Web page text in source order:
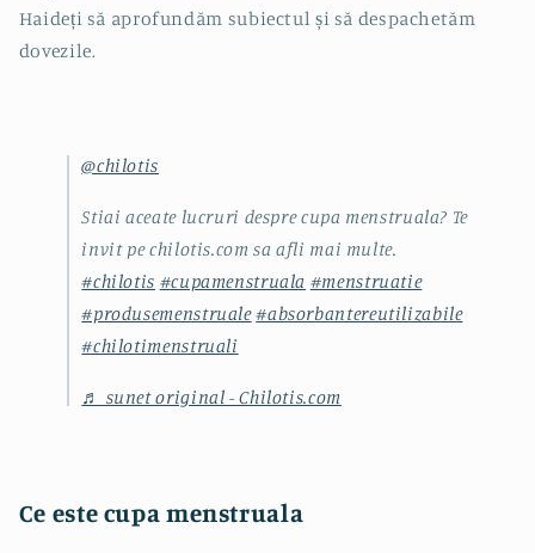
Haideți să aprofundăm subiectul și să despachetăm
dovezile.
@chilotis
Stiai aceate lucruri despre cupa menstruala? Te
invit pe chilotis.com sa afli mai multe.
#chilotis #cupamenstruala #menstruatie
#produsemenstruale#absorbantereutilizabile
#chilotimenstruali
♬ sunet original - Chilotis.com
Ce este cupa menstruala